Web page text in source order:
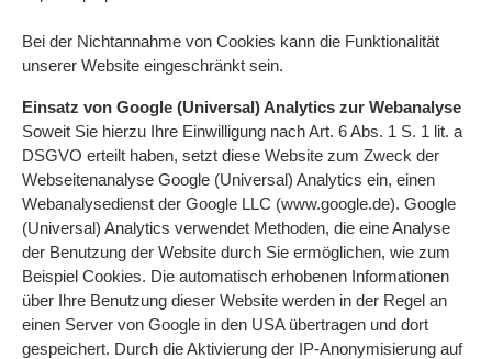
Bei der Nichtannahme von Cookies kann die Funktionalität
unserer Website eingeschränkt sein.
Einsatz von Google (Universal) Analytics zur Webanalyse
Soweit Sie hierzu Ihre Einwilligung nach Art. 6 Abs. 1 S. 1 lit. a
DSGVO erteilt haben, setzt diese Website zum Zweck der
Webseitenanalyse Google (Universal) Analytics ein, einen
Webanalysedienst der Google LLC (www.google.de). Google
(Universal) Analytics verwendet Methoden, die eine Analyse
der Benutzung der Website durch Sie ermöglichen, wie zum
Beispiel Cookies. Die automatisch erhobenen Informationen
über Ihre Benutzung dieser Website werden in der Regel an
einen Server von Google in den USA übertragen und dort
gespeichert. Durch die Aktivierung der IP-Anonymisierung auf